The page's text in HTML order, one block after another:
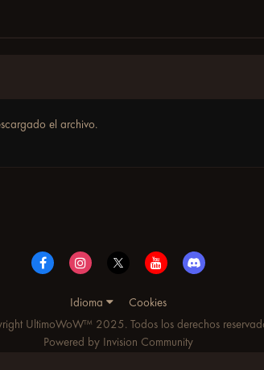
el archivo.
Idioma
Cookies
UltimoWoW™ 2025. Todos los derechos
Powered by Invision Community